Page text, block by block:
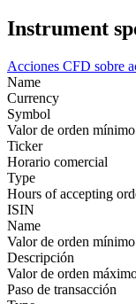
Instrument
Acciones CFD sobre
Name
Currency
Symbol
Valor de orden mínimo
Ticker
Horario comercial
Type
Hours of accepting
ISIN
Name
Valor de orden mínimo
Descripción
Valor de orden
Paso de transacción